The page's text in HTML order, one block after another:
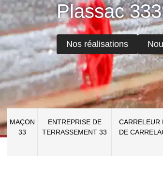
Plassac
Nos réalisations
MAÇON
33
ENTREPRISE DE
TERRASSEMENT 33
CARRELEUR
DE